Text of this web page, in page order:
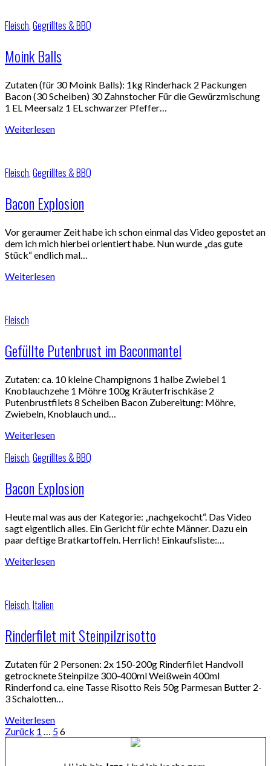
Fleisch,Gegrilltes & BBQ
Moink Balls
Zutaten (für 30 Moink Balls): 1kg Rinderhack 2 Packungen
Bacon (30 Scheiben) 30 Zahnstocher Für die Gewürzmischung
1 EL Meersalz 1 EL schwarzer Pfeffer…
Weiterlesen
Fleisch,Gegrilltes & BBQ
Bacon Explosion
Vor geraumer Zeit habe ich schon einmal das Video gepostet an
dem ich mich hierbei orientiert habe. Nun wurde „das gute
Stück“ endlich mal…
Weiterlesen
Fleisch
Gefüllte Putenbrust im Baconmantel
Zutaten: ca. 10 kleine Champignons 1 halbe Zwiebel 1
Knoblauchzehe 1 Möhre 100g Kräuterfrischkäse 2
Putenbrustfilets 8 Scheiben Bacon Zubereitung: Möhre,
Zwiebeln, Knoblauch und…
Weiterlesen
Fleisch,Gegrilltes & BBQ
Bacon Explosion
Heute mal was aus der Kategorie: „nachgekocht“. Das Video
sagt eigentlich alles. Ein Gericht für echte Männer. Dazu ein
paar deftige Bratkartoffeln. Herrlich! Einkaufsliste:…
Weiterlesen
Fleisch,Italien
Rinderfilet mit Steinpilzrisotto
Zutaten für 2 Personen: 2x 150-200g Rinderfilet Handvoll
getrocknete Steinpilze 300-400ml Weißwein 400ml
Rinderfond ca. eine Tasse Risotto Reis 50g Parmesan Butter 2-
3 Schalotten…
Weiterlesen
Zurück 1 56